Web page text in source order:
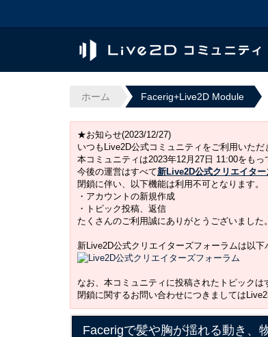
ホーム Facerig+Live2D Module
★お知らせ(2023/12/27)
いつもLive2D公式コミュニティをご利用いただ
本コミュニティは2023年12月27日 11:00をもっ
今後の運営はすべて新Live2D公式クリエイタ
閉鎖に伴い、以下機能は利用不可となります。
・アカウントの新規作成
・トピック投稿、返信
たくさんのご利用誠にありがとうございました。
新Live2D公式クリエイターズフォーラムは以下
なお、本コミュニティに投稿されたトピックは
閉鎖に関するお問い合わせにつきましては
Facerigで髪や胸が揺れる動き、